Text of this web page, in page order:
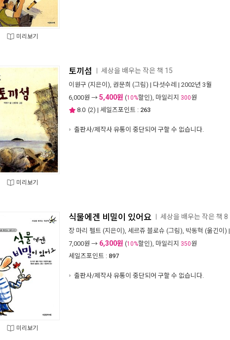
미리보기
미리보기
토끼섬 세상을 배우는 작은 책 15
이원구 (지은이), 권문희 (그림) | 다섯수레 | 2002년 3월
6,000원 → 5,400원 (10%할인), 마일리지 300원
8.0 (2) | 세일즈포인트 : 263
출판사/제작사 유통이 중단되어 구할 수 없습니다.
미리보기
식물에겐 비밀이 있어요 세상을 배우는 작은 책 8
장 마리 펠트 (지은이), 세르쥬 블로슈 (그림), 박동혁 (옮긴이) |
7,000원 → 6,300원 (10%할인), 마일리지 350원
세일즈포인트 : 897
출판사/제작사 유통이 중단되어 구할 수 없습니다.